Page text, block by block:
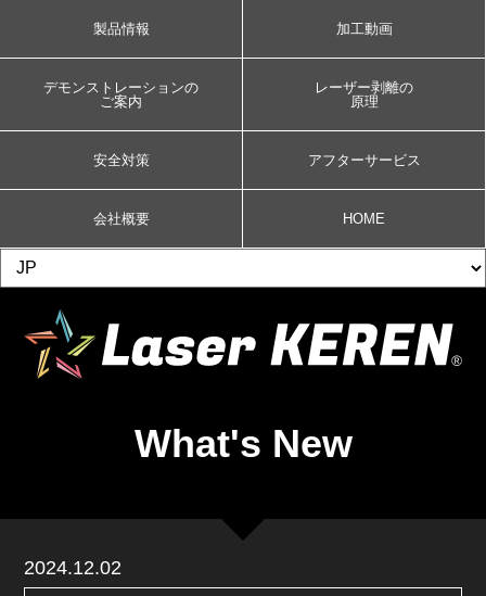
製品情報 加工動画
デモンストレーションの
ご案内
レーザー剥離の
原理
安全対策 アフターサービス
会社概要 HOME
What's New
2024.12.02